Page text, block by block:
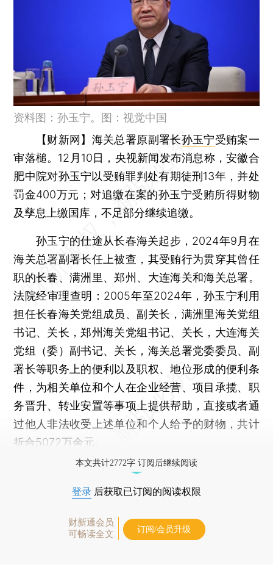
资料图：孙玉宁。图：视觉中国
【财新网】 海关总署原副署长孙玉宁受贿案一
审落槌。12月10日，央视新闻发布消息称，安徽合
肥中院对孙玉宁以受贿罪判处有期徒刑13年，并处
罚金400万元；对追缴在案的孙玉宁受贿所得财物
及孳息上缴国库，不足部分继续追缴。
孙玉宁的仕途从长春海关起步，2024年9月在
海关总署副署长任上被查，其受贿行为贯穿其曾任
职的长春、满洲里、郑州、大连海关和海关总署。
法院经审理查明：2005年至2024年，孙玉宁利用
担任长春海关党组成员、副关长，满洲里海关党组
书记、关长，郑州海关党组书记、关长，大连海关
党组（委）副书记、关长，海关总署党委委员、副
署长等职务上的便利以及职权、地位形成的便利条
件，为相关单位和个人在企业经营、项目承揽、职
务晋升、转业安置等事项上提供帮助，直接或者通
过他人非法收受上述单位和个人给予的财物，共计
折合5072万余元。
本文共计2772字 订阅后继续阅读
登录 后获取已订阅的阅读权限
财新通会员
可畅读全文
订阅/会员升级